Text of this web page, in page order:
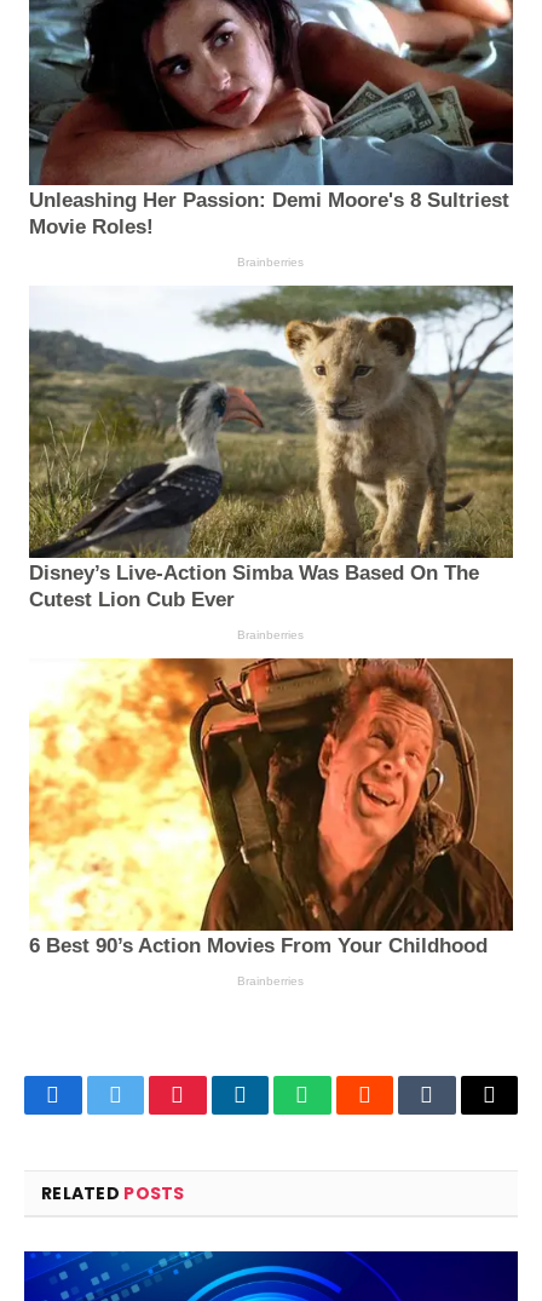
FacebookTwitterPinterestLinkedInWhatsAppRedditTumblrEmail
RELATED POSTS